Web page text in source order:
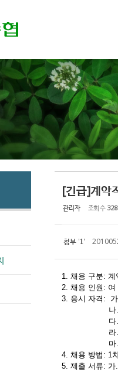
[긴급]계약
관리자 조회 수 328
첨부 '1'
1. 채용 구분:
2. 채용 인원:
3. 응시 자격:
나. 중
다. 계약직
라. 식당
마. 신체
4. 채용 방법: 1
5. 제출 서류: